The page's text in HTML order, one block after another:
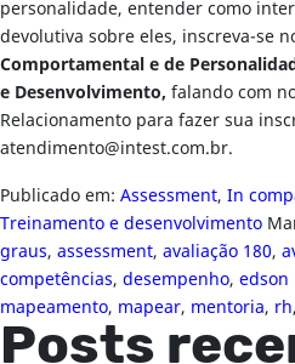
personalidade, entender como
devolutiva sobre eles, inscreva-se
Comportamental e de
e Desenvolvimento, falando com
Relacionamento para fazer sua
atendimento@intest.com.br.
Publicado em: Assessment, In
Treinamento e desenvolvimento
graus, assessment, avaliação 180,
competências, desempenho,
mapeamento, mapear, mentoria, rh,
Posts